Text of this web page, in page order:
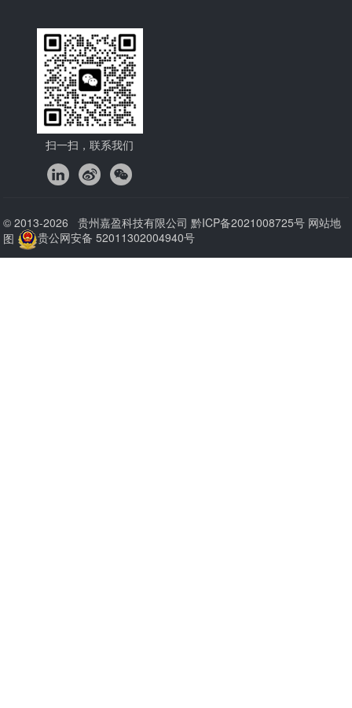
扫一扫，联系我们
© 2013-2026 贵州嘉盈科技有限公司 黔ICP备2021008725号 网站地
图
贵公网安备 52011302004940号